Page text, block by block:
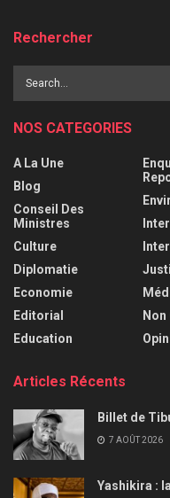
Rechercher
NOS CATEGORIES
A La Une
Blog
Conseil Des
Ministres
Culture
Diplomatie
Economie
Editorial
Education
Articles Récents
Billet de
7 AOÛT 2026
Yashikira :